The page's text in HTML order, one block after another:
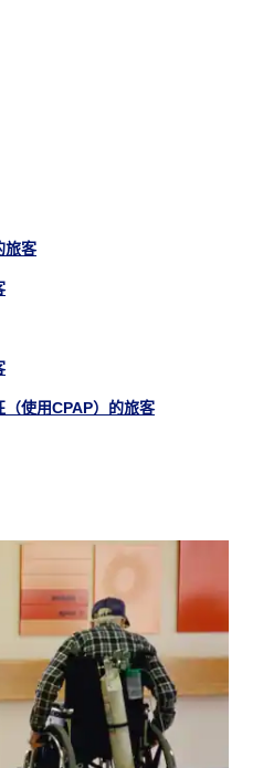
旅客
使用CPAP）的旅客